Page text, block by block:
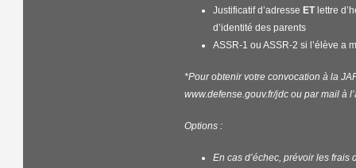
Justificatif d’adresse ETlettre
d’identité des parents
ASSR-1 ou ASSR-2 si l’élève a
*Pour obtenir votre convocation à la
www.defense.gouv.fr/jdc ou par mail à
Options :
En cas d’échec, prévoir les frais